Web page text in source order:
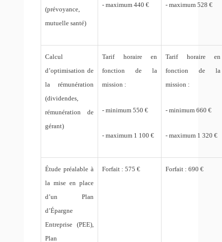
(prévoyance,
mutuelle santé)
- maximum 440 € - maximum 528 €
Calcul
d’optimisation de
la rémunération
(dividendes,
rémunération de
gérant)
Tarif horaire en
fonction de la
mission :
- minimum 550 €
- maximum 1 100 €
Tarif horaire en
fonction de la
mission :
- minimum 660 €
- maximum 1 320 €
Étude préalable à
la mise en place
d’un Plan
d’Épargne
Entreprise (PEE),
Plan
Forfait : 575 € Forfait : 690 €